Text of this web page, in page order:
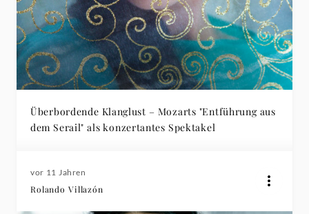
Überbordende Klanglust – Mozarts "Entführung aus
dem Serail" als konzertantes Spektakel
vor 11 Jahren
Rolando Villazón